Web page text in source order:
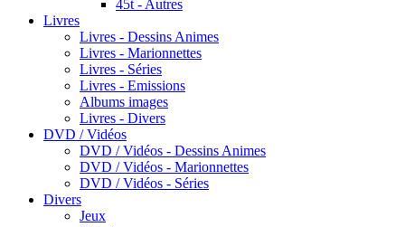
45t - Autres
Livres
Livres - Dessins Animes
Livres - Marionnettes
Livres - Séries
Livres - Emissions
Albums images
Livres - Divers
DVD / Vidéos
DVD / Vidéos - Dessins Animes
DVD / Vidéos - Marionnettes
DVD / Vidéos - Séries
Divers
Jeux